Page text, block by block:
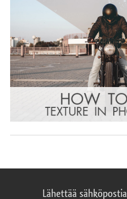
Lähettää sähköpostia